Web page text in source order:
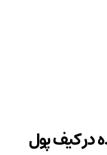
کیف پول